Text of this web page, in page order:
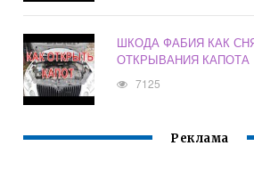
ШКОДА ФАБИЯ КАК
ОТКРЫВАНИЯ КАПОТА
7125
Реклама